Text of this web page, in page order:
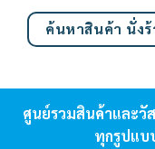
ค้นหาสินค้า นั่งร้
ศูนย์รวมสินค้าและวั
ทุกรูปแบบ